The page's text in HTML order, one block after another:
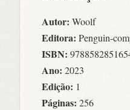
Autor: Woolf
Editora: Penguin-
ISBN:
Ano: 2023
Edição: 1
Páginas: 256